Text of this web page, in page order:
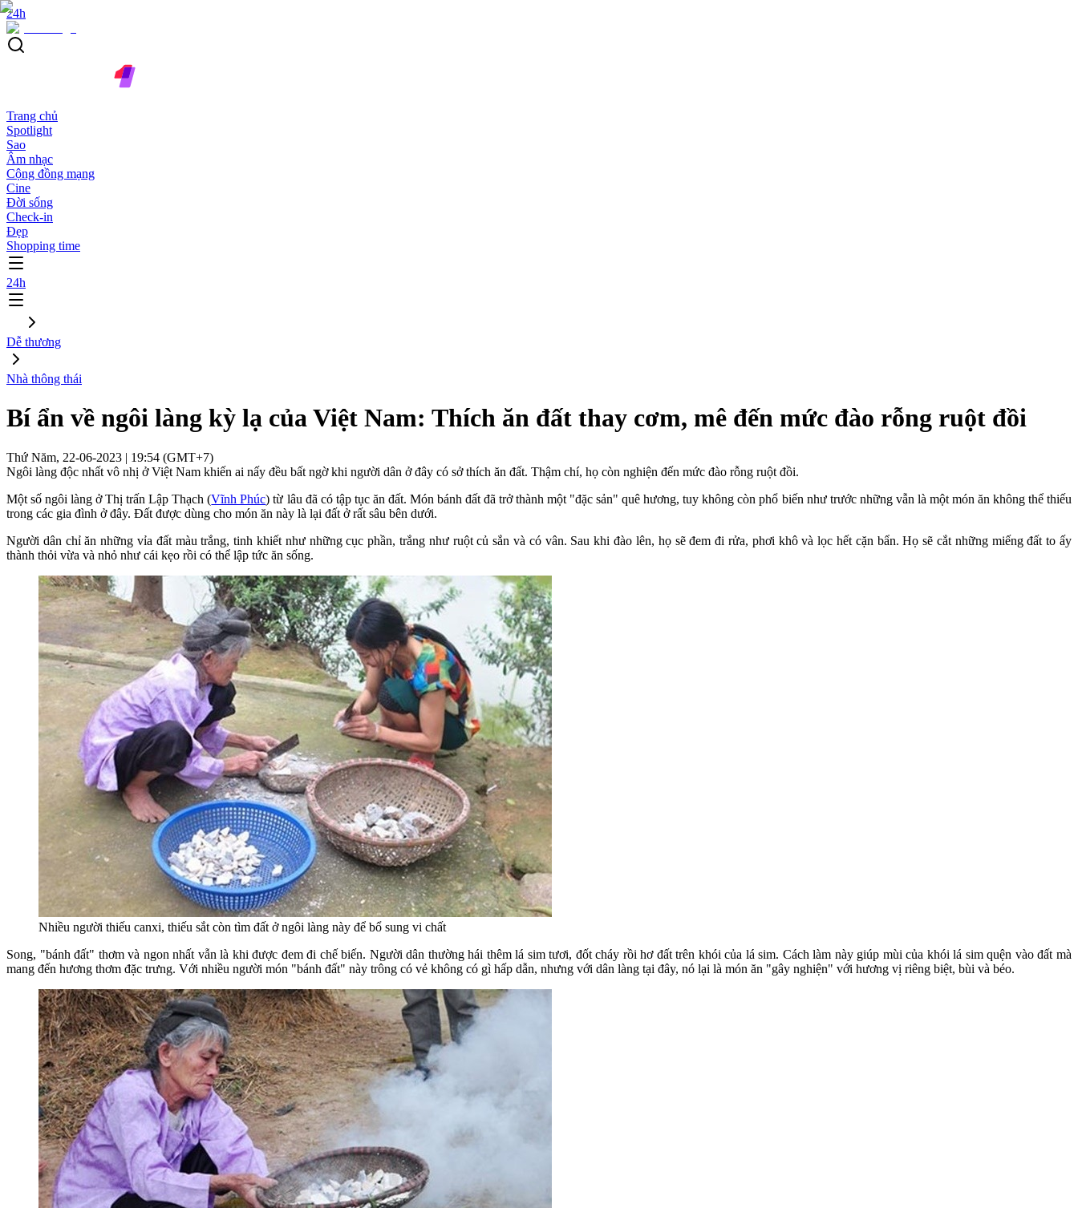
24h
Trang chủ
Spotlight
Sao
Âm nhạc
Cộng đồng mạng
Cine
Đời sống
Check-in
Đẹp
Shopping time
24h
Dễ thương
Nhà thông thái
Bí ẩn về ngôi làng kỳ lạ của Việt Nam: Thích ăn đất thay cơm, mê đến mức đào rỗng ruột đồi
Thứ Năm, 22-06-2023 | 19:54 (GMT+7)
Ngôi làng độc nhất vô nhị ở Việt Nam khiến ai nấy đều bất ngờ khi người dân ở đây có sở thích ăn đất. Thậm chí, họ còn nghiện đến mức đào rỗng ruột đồi.
Một số ngôi làng ở Thị trấn Lập Thạch (Vĩnh Phúc) từ lâu đã có tập tục ăn đất. Món bánh đất đã trở thành một "đặc sản" quê hương, tuy không còn phổ biến như trước những vẫn là một món ăn không thể thiếu
trong các gia đình ở đây. Đất được dùng cho món ăn này là lại đất ở rất sâu bên dưới.
Người dân chỉ ăn những vỉa đất màu trắng, tinh khiết như những cục phần, trắng như ruột củ sắn và có vân. Sau khi đào lên, họ sẽ đem đi rửa, phơi khô và lọc hết cặn bẩn. Họ sẽ cắt những miếng đất to ấy
thành thỏi vừa và nhỏ như cái kẹo rồi có thể lập tức ăn sống.
Nhiều người thiếu canxi, thiếu sắt còn tìm đất ở ngôi làng này để bổ sung vi chất
Song, "bánh đất" thơm và ngon nhất vẫn là khi được đem đi chế biến. Người dân thường hái thêm lá sim tươi, đốt cháy rồi hơ đất trên khói của lá sim. Cách làm này giúp mùi của khói lá sim quện vào đất mà
mang đến hương thơm đặc trưng. Với nhiều người món "bánh đất" này trông có vẻ không có gì hấp dẫn, nhưng với dân làng tại đây, nó lại là món ăn "gây nghiện" với hương vị riêng biệt, bùi và béo.